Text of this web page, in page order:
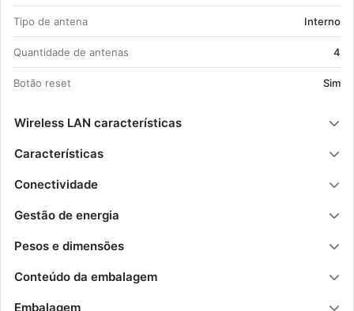
(802.11be) 2882 Mbit/s;
WPA, WPA2, WPA2-En­ter­prise, WPA3-Per­
sonal;
Su­porte para Qua­lity of Ser­vice (QoS) En­
ca­mi­nha­mento de portas;
Ethernet WAN.
Tipo de an­tena In­terno
Quan­ti­dade de an­tenas 4
Botão reset Sim
Wireless LAN características
Características
Conectividade
Gestão de energia
Pesos e dimensões
Conteúdo da embalagem
Embalagem